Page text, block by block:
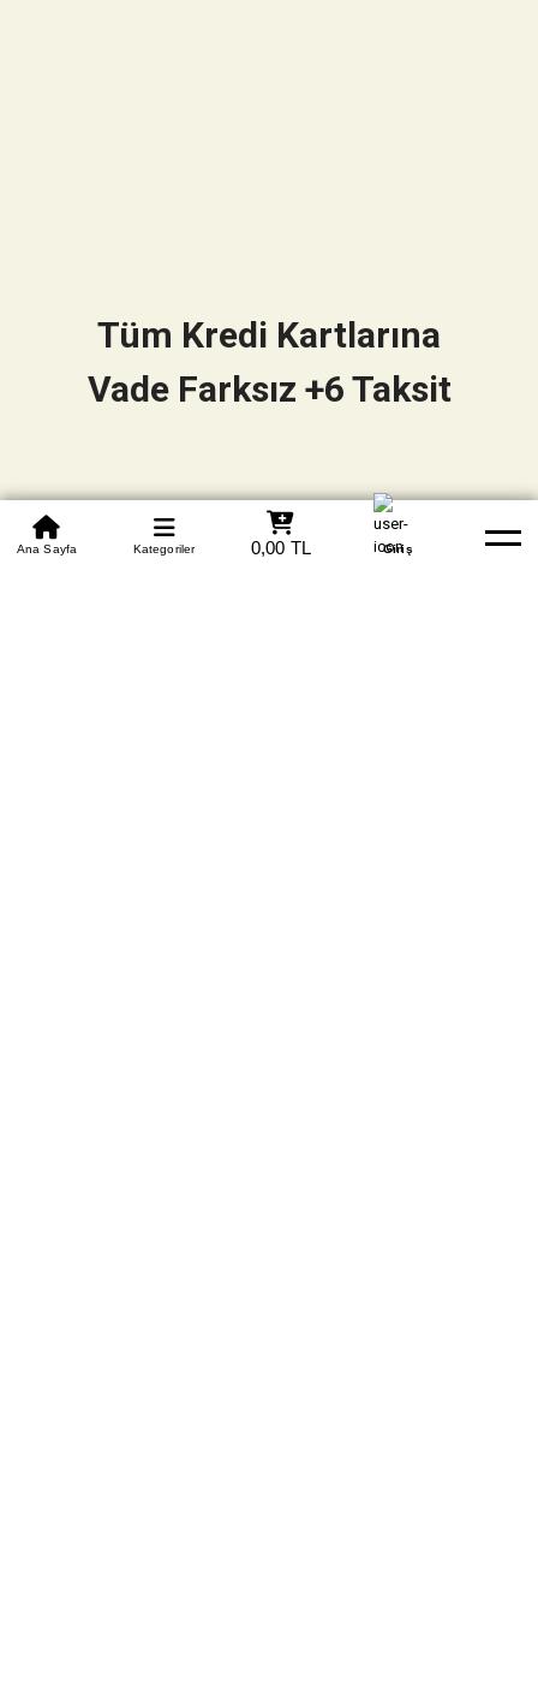
0850 305 09 70
Beden Tablosu Banka Hesapları Whatsapp Yardım
Ana Sayfa Kategoriler 0,00 TL Giriş
Tüm Kredi Kartlarına
Vade Farksız +6 Taksit